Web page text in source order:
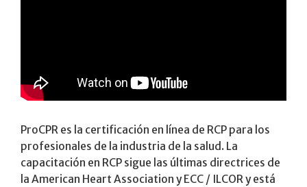
ProCPR es la certificación en línea de RCP para los
profesionales de la industria de la salud. La
capacitación en RCP sigue las últimas directrices de
la American Heart Association y ECC / ILCOR y está